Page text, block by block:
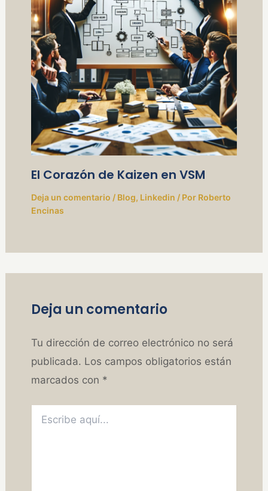
El Corazón de Kaizen en VSM
Deja un comentario / Blog, Linkedin / Por Roberto
Encinas
Deja un comentario
Tu dirección de correo electrónico no será
publicada. Los campos obligatorios están
marcados con *
aquí...